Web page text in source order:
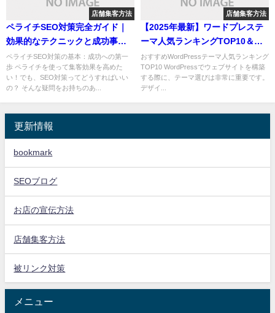
店舗集客方法
ペライチSEO対策完全ガイド｜
効果的なテクニックと成功事例
で売上UP！
ペライチSEO対策の基本：成功への第一
歩 ペライチを使って集客効果を高めた
い！でも、SEO対策ってどうすればいい
の？ そんな疑問をお持ちのあ...
店舗集客方法
【2025年最新】ワードプレステ
ーマ人気ランキングTOP10＆選
び方徹底ガイド
おすすめWordPressテーマ人気ランキング
TOP10 WordPressでウェブサイトを構築
する際に、テーマ選びは非常に重要です。
デザイ...
更新情報
bookmark
SEOブログ
お店の宣伝方法
店舗集客方法
被リンク対策
メニュー